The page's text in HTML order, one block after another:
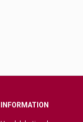
INFORMATION